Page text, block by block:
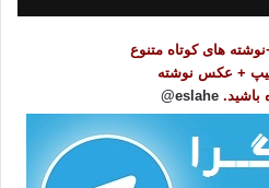
های کوتاه متنوع
+ عکس نوشته
باشید. eslahe@